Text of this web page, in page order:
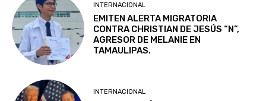
INTERNACIONAL
EMITEN ALERTA MIGRATORIA
CONTRA CHRISTIAN DE JESÚS “N”,
AGRESOR DE MELANIE EN
TAMAULIPAS.
INTERNACIONAL